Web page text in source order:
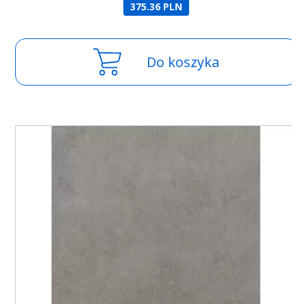
375.36 PLN
Do koszyka